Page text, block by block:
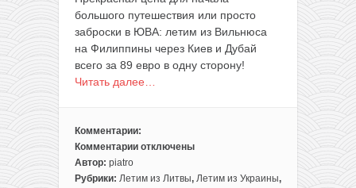
большого путешествия или просто
заброски в ЮВА: летим из Вильнюса
на Филиппины через Киев и Дубай
всего за 89 евро в одну сторону!
Читать далее…
Комментарии:
Комментарии
к
записи
отключены
Автор: piatro
Рубрики: Летим из Литвы, Летим из Украины,